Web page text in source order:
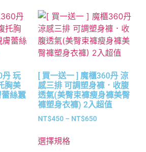
丹 玩
胸美
絲蠶
[ 買一送一 ] 魔櫃360丹 涼
感三排 可調塑身褲．收腹
透氣(美臀束褲瘦身褲美臀
褲塑身衣褲) 2入超值
NT$450 – NT$650
選擇規格